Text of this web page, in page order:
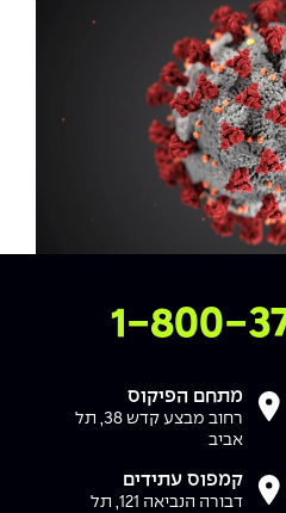
קשר
1-800-
מתחם הפיקוס
רחוב מבצע קדש 38, תל
אביב
קמפוס עתידים
דבורה הנביאה 121, תל